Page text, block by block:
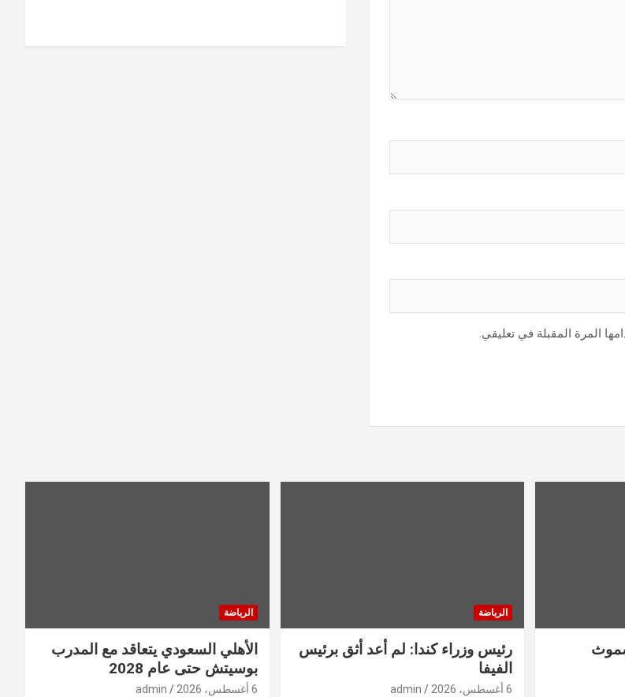
المرة المقبلة في تعليقي.
الرياضة
رئيس وزراء كندا: لم أعد أثق برئيس
الفيفا
6 أغسطس، 2026 admin
الرياضة
الأهلي السعودي يتعاقد مع المدرب
بوسيتش حتى عام 2028
6 أغسطس، 2026 admin